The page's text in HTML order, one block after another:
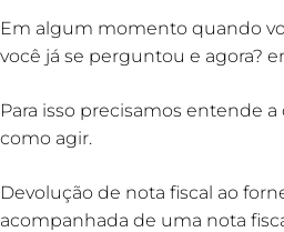
Em algum momento quando
você já se perguntou e agora?
Para isso precisamos entende
como agir.
Devolução de nota fiscal ao
acompanhada de uma nota